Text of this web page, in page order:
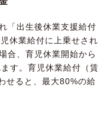
「出生後休業支援給付
休業給付に上乗せされ
合、育児休業開始から
す。育児休業給付（賃
せると、最大80%の給